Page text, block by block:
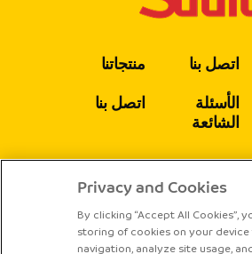
اتصل بنا
الأسئلة
الشائعة
منتجاتنا
اتصل بنا
يتبع
Privacy and Cookies
By clicking “Accept All Cookies”,
storing of cookies on your
navigation, analyze site usage,